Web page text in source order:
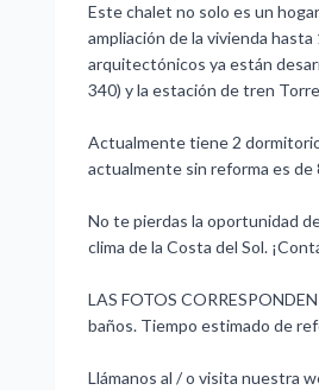
Este chalet no solo es un
ampliación de la vivienda
arquitectónicos ya están
340) y la estación de tren
Actualmente tiene 2
actualmente sin reforma es de
No te pierdas la oportunidad
clima de la Costa del Sol.
LAS FOTOS
baños. ‌Tiempo estimado ‌de
Llámanos ‌al ‌/ ‌o ‌visita ‌nuestra